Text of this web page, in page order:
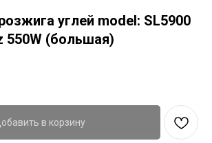
углей model: SL5900
550W (большая)
в корзину